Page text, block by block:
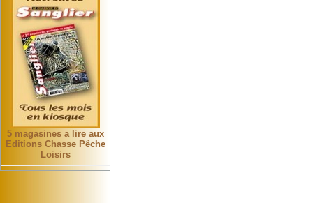
5 magasines a lire aux
Editions Chasse Pêche
Loisirs